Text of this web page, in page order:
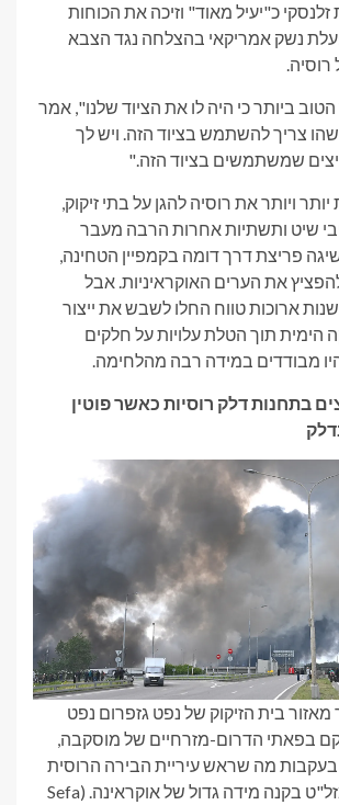
כ"יעיל מאוד" וזיכה את הכוחות
נשק אמריקאי בהצלחה נגד הצבא
ביותר כי היה לו את הציוד שלנו", אמר
צריך להשתמש בציוד הזה. ויש לך
שמשתמשים בציוד הזה."
ויותר את רוסיה להגן על בתי זיקוק,
שיט ותשתיות אחרות הרבה מעבר
פריצת דרך דומה בקמפיין הטחינה,
את הערים האוקראיניות. אבל
ארוכות טווח החלו לשבש את ייצור
הימית תוך הטלת עלויות על חלקים
מבודדים במידה רבה מהלחימה.
בתחנות דלק רוסיות כאשר פוטין
בית הזיקוק של נפט גזפרום נפט
בפאתי הדרום-מזרחיים של מוסקבה,
ב-18 ביוני 2026, בעקבות מה שראש עיריית הבירה הרוסית
בקנה מידה גדול של אוקראינה.
(Sefa